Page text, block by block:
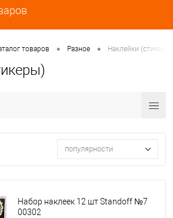
товаров • Разное • Наклейки (стикеры)
популярности
Набор наклеек 12 шт Standoff №7
00302